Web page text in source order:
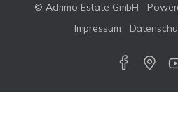
© Adrimo Estate GmbH
Impressum